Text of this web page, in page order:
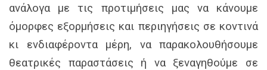
ανάλογα με τις προτιμήσεις μας να κάνουμε
όμορφες εξορμήσεις και περιηγήσεις σε κοντινά
κι ενδιαφέροντα μέρη, να παρακολουθήσουμε
θεατρικές παραστάσεις ή να ξεναγηθούμε σε